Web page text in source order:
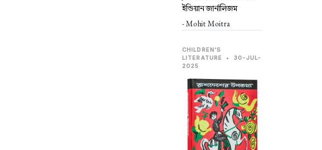
ইন্ডিয়ান জার্নালিজম
- Mohit Moitra
CHILDREN'S
LITERATURE
•
30-JUL-
2025